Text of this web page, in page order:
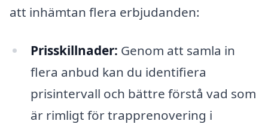
att inhämtan flera erbjudanden:
Prisskillnader: Genom att samla in
flera anbud kan du identifiera
prisintervall och bättre förstå vad som
är rimligt för trapprenovering i